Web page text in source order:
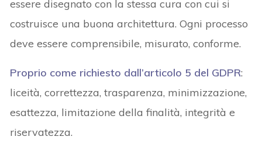
essere disegnato con la stessa cura con cui si
costruisce una buona architettura. Ogni processo
deve essere comprensibile, misurato, conforme.
Proprio come richiesto dall’articolo 5 del GDPR:
liceità, correttezza, trasparenza, minimizzazione,
esattezza, limitazione della finalità, integrità e
riservatezza.